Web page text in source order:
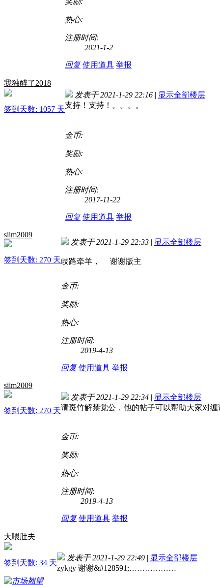
热心:
注册时间:
2021-1-2
回复 使用道具 举报
我独醉了2018
签到天数: 1057 天
发表于 2021-1-29 22:16 | 显示全部楼层
支持！支持！。。。。
金币:
奖励:
热心:
注册时间:
2017-11-22
回复 使用道具 举报
siim2009
签到天数: 270 天
发表于 2021-1-29 22:33 | 显示全部楼层
歧路牵羊， 谢谢版主
金币:
奖励:
热心:
注册时间:
2019-4-13
回复 使用道具 举报
siim2009
签到天数: 270 天
发表于 2021-1-29 22:34 | 显示全部楼层
请斑竹解禁觉公，他的帖子可以帮助大家对
金币:
奖励:
热心:
注册时间:
2019-4-13
回复 使用道具 举报
大喂肚夫
签到天数: 34 天
发表于 2021-1-29 22:49 | 显示全部楼层
zykgy 谢谢&#128591;………………